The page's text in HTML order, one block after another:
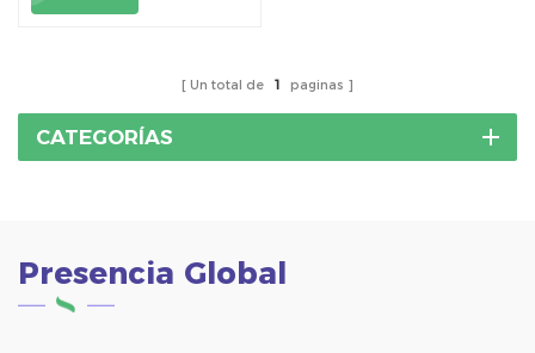
Un total de 1 paginas
CATEGORÍAS
Presencia Global